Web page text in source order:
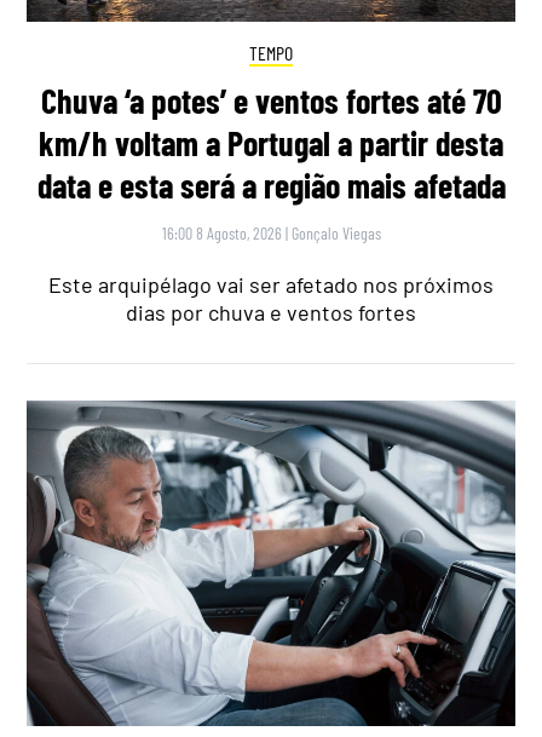
TEMPO
Chuva ‘a potes’ e ventos fortes até 70
km/h voltam a Portugal a partir desta
data e esta será a região mais afetada
16:00 8 Agosto, 2026 | Gonçalo Viegas
Este arquipélago vai ser afetado nos próximos
dias por chuva e ventos fortes